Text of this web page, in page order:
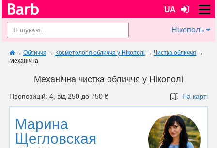
UA
Нікополь
→ Обличчя → Косметологія обличчя у Нікополі → Чистка обличчя →
Механічна
Механічна чистка обличчя у Нікополі
Пропозицій: 4, від 250 до 750 ₴ На карті
Марина
Щегловская